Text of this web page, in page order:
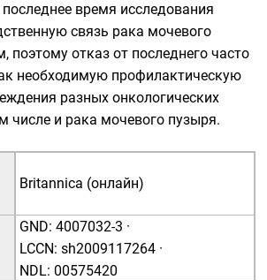
время исследования
связь рака мочевого
, поэтому отказ от последнего часто
необходимую профилактическую
разных онкологических
числе и рака мочевого пузыря.
Britannica (онлайн)
GND: 4007032-3 ·
LCCN: sh2009117264 ·
NDL: 00575420